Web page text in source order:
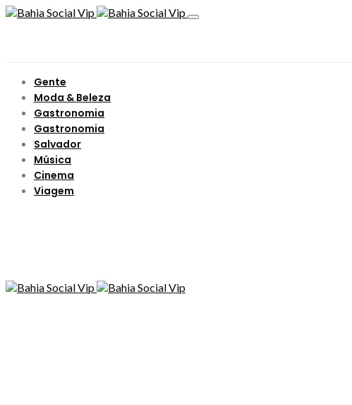
Gente
Moda & Beleza
Gastronomia
Gastronomia
Salvador
Música
Cinema
Viagem